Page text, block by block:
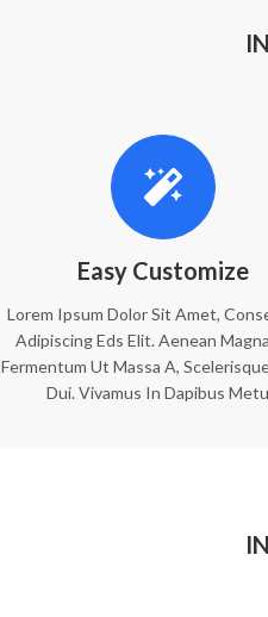
Easy Customize
Lorem Ipsum Dolor Sit Amet,
Adipiscing Eds Elit. Aenean
Fermentum Ut Massa A,
Dui. Vivamus In Dapibus